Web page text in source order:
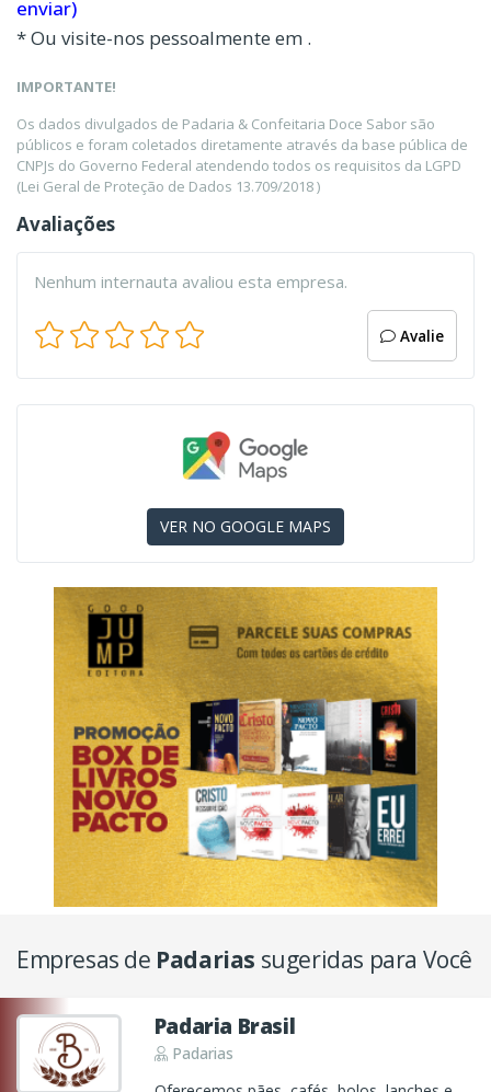
enviar)
* Ou visite-nos pessoalmente em .
IMPORTANTE!
Os dados divulgados de Padaria & Confeitaria Doce Sabor são
públicos e foram coletados diretamente através da base pública de
CNPJs do Governo Federal atendendo todos os requisitos da LGPD
(Lei Geral de Proteção de Dados 13.709/2018 )
Avaliações
Nenhum internauta avaliou esta empresa.
Avalie
VER NO GOOGLE MAPS
Empresas de Padarias sugeridas para Você
Padaria Brasil
Padarias